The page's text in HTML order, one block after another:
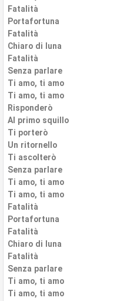
Fatalità
Portafortuna
Fatalità
Chiaro di luna
Fatalità
Senza parlare
Ti amo, ti amo
Ti amo, ti amo
Risponderò
Al primo squillo
Ti porterò
Un ritornello
Ti ascolterò
Senza parlare
Ti amo, ti amo
Ti amo, ti amo
Fatalità
Portafortuna
Fatalità
Chiaro di luna
Fatalità
Senza parlare
Ti amo, ti amo
Ti amo, ti amo